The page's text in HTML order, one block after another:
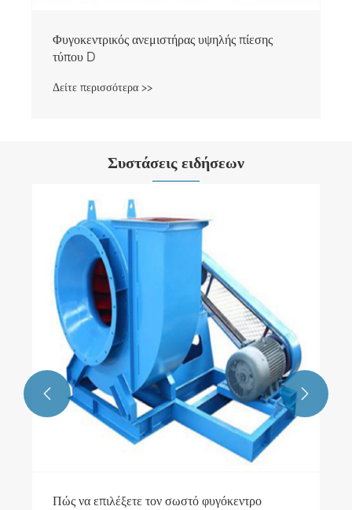
Φυγοκεντρικός ανεμιστήρας υψηλής πίεσης
τύπου D
Δείτε περισσότερα >>
Συστάσεις ειδήσεων
τον σωστό φυγόκεντρο
 